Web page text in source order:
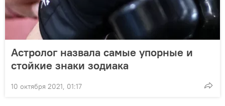
Астролог назвала самые упорные и
стойкие знаки зодиака
10 октября 2021, 01:17